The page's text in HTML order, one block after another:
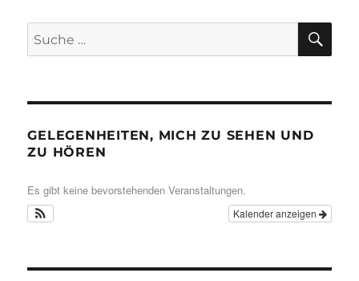
Suche
nach:
GELEGENHEITEN, MICH ZU SEHEN UND
ZU HÖREN
Es gibt keine bevorstehenden Veranstaltungen.
Kalender anzeigen